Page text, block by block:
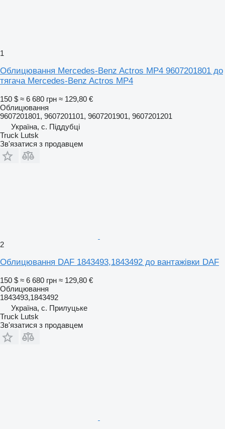
1
Облицювання Mercedes-Benz Actros MP4 9607201801 до
тягача Mercedes-Benz Actros MP4
150 $ ≈ 6 680 грн ≈ 129,80 €
Облицювання
9607201801, 9607201101, 9607201901, 9607201201
Україна, с. Піддубці
Truck Lutsk
Зв'язатися з продавцем
2
Облицювання DAF 1843493,1843492 до вантажівки DAF
150 $ ≈ 6 680 грн ≈ 129,80 €
Облицювання
1843493,1843492
Україна, с. Прилуцьке
Truck Lutsk
Зв'язатися з продавцем